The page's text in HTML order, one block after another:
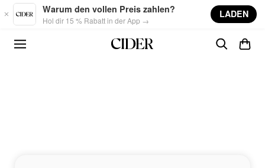
Skip to main content
Warum den vollen Preis zahlen?
Hol dir 15 % Rabatt in der App →
LADEN